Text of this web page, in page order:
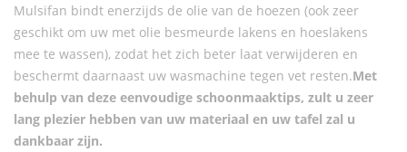
Mulsifan bindt enerzijds de olie van de hoezen (ook zeer
geschikt om uw met olie besmeurde lakens en hoeslakens
mee te wassen), zodat het zich beter laat verwijderen en
beschermt daarnaast uw wasmachine tegen vet resten.Met
behulp van deze eenvoudige schoonmaaktips, zult u zeer
lang plezier hebben van uw materiaal en uw tafel zal u
dankbaar zijn.